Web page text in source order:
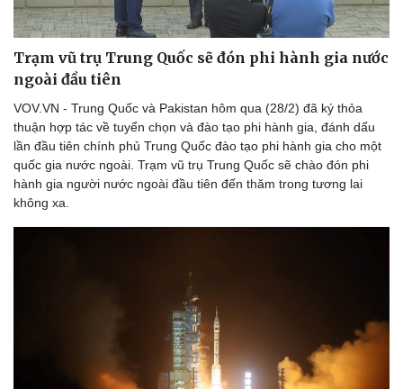
Trạm vũ trụ Trung Quốc sẽ đón phi hành gia nước
ngoài đầu tiên
VOV.VN - Trung Quốc và Pakistan hôm qua (28/2) đã ký thỏa
thuận hợp tác về tuyển chọn và đào tạo phi hành gia, đánh dấu
lần đầu tiên chính phủ Trung Quốc đào tạo phi hành gia cho một
quốc gia nước ngoài. Trạm vũ trụ Trung Quốc sẽ chào đón phi
hành gia người nước ngoài đầu tiên đến thăm trong tương lai
không xa.